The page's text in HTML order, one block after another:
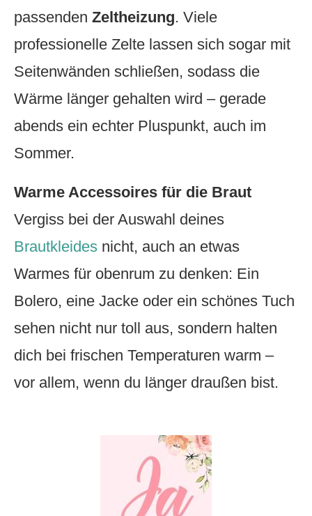
passenden Zeltheizung. Viele
professionelle Zelte lassen sich sogar mit
Seitenwänden schließen, sodass die
Wärme länger gehalten wird – gerade
abends ein echter Pluspunkt, auch im
Sommer.
Warme Accessoires für die Braut
Vergiss bei der Auswahl deines
Brautkleides nicht, auch an etwas
Warmes für obenrum zu denken: Ein
Bolero, eine Jacke oder ein schönes Tuch
sehen nicht nur toll aus, sondern halten
dich bei frischen Temperaturen warm –
vor allem, wenn du länger draußen bist.